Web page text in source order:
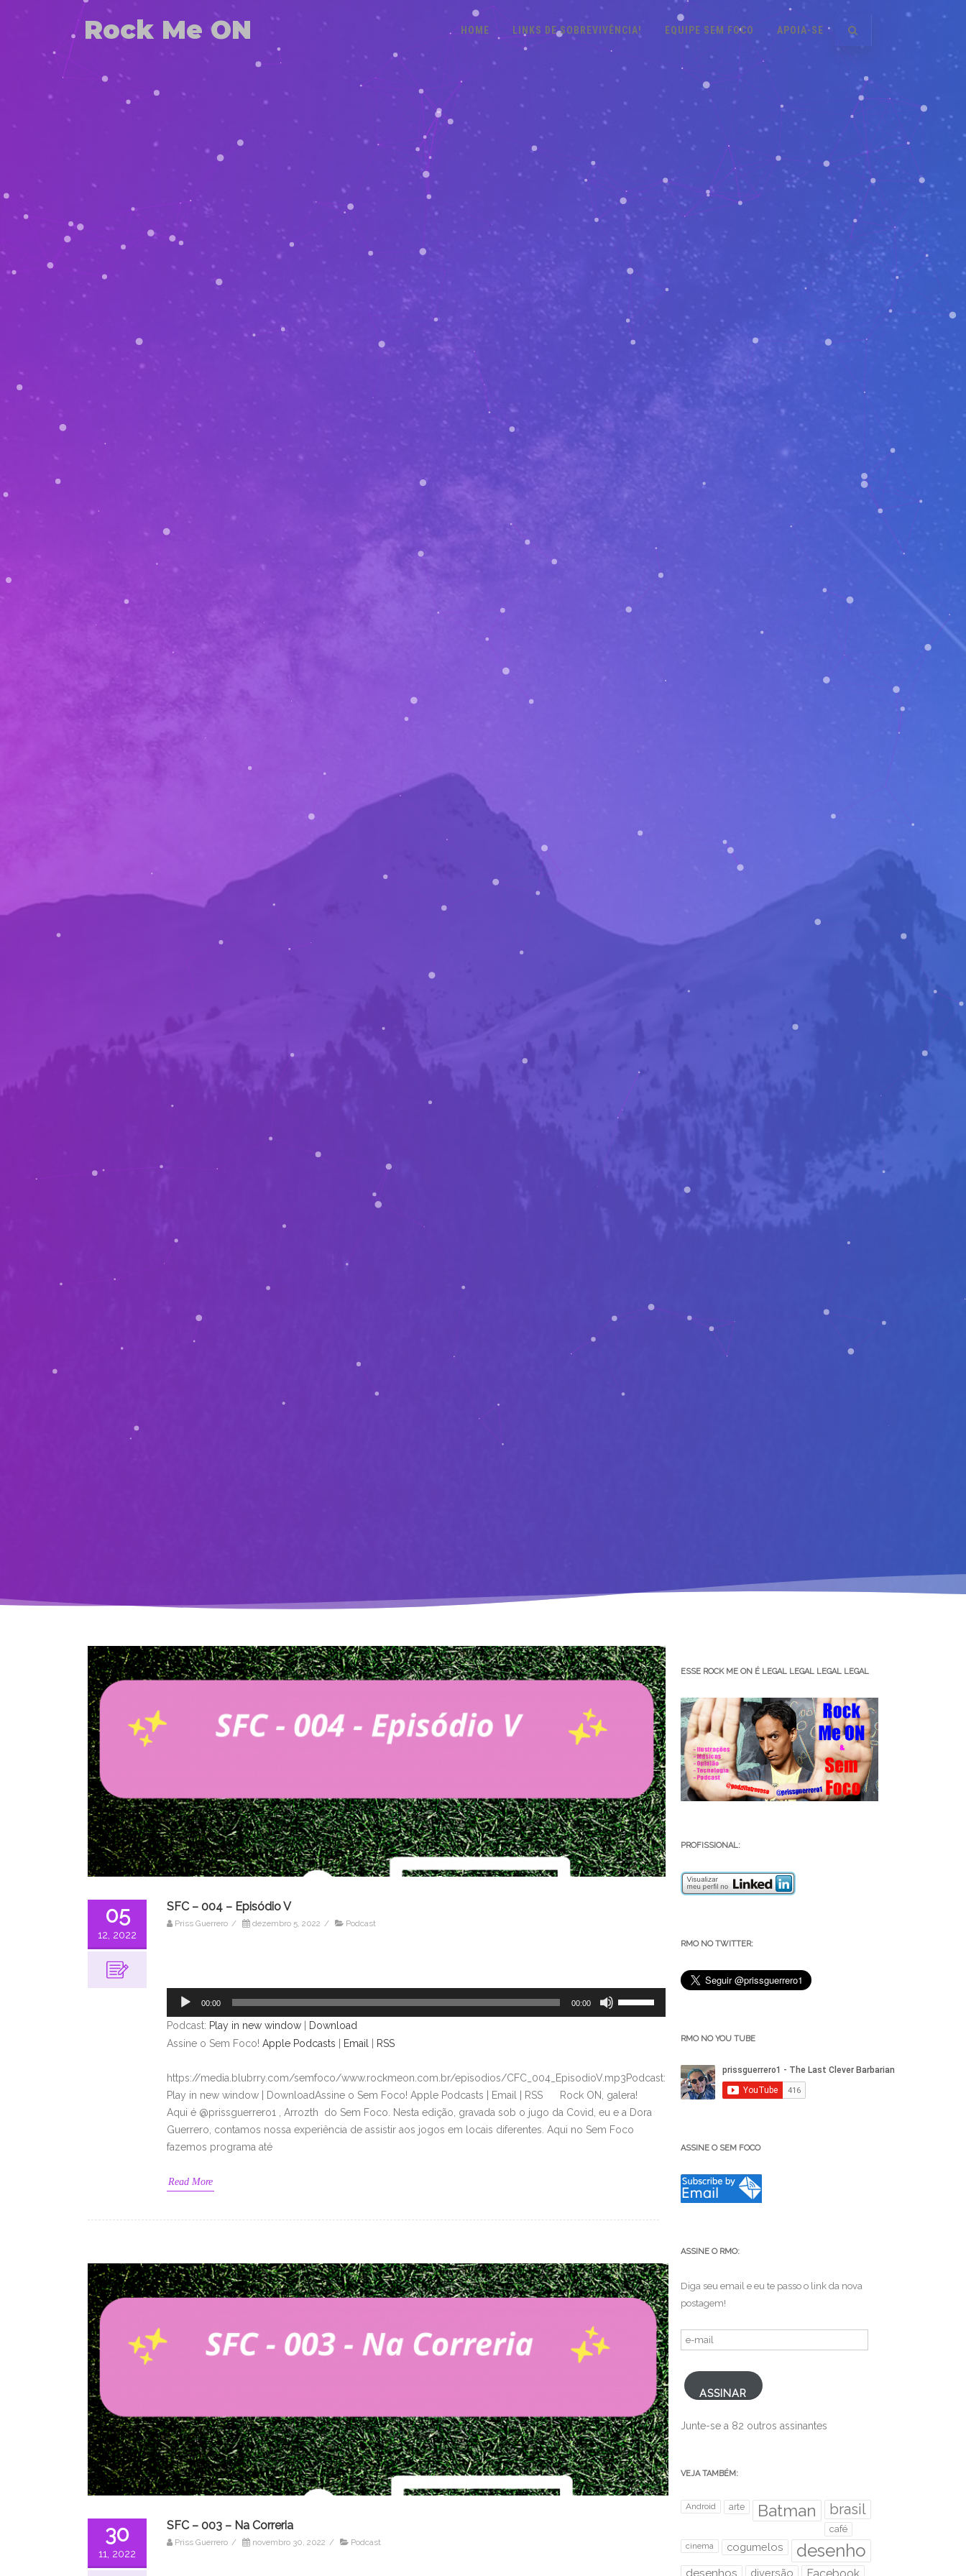
Rock Me ON HOME LINKS DE SOBREVIVÊNCIA! EQUIPE SEM FOCO APOIA-SE
05
12, 2022
SFC – 004 – Episódio V
Priss Guerrero / dezembro 5, 2022 / Podcast
áudio
00:00 00:00
ou
para
baixo
para
volume.
Podcast: Play in new window
Download
Assine o Sem Foco! Apple Podcasts Email RSS
https://media.blubrry.com/semfoco/www.rockmeon.com.br/episodios/CFC_004_EpisodioV.mp3Podcast:
Play in new window | DownloadAssine o Sem Foco! Apple Podcasts | Email | RSS Rock ON, galera!
Aqui é @prissguerrero1 , Arrozth do Sem Foco. Nesta edição, gravada sob o jugo da Covid, eu e a Dora
Guerrero, contamos nossa experiência de assistir aos jogos em locais diferentes. Aqui no Sem Foco
fazemos programa até
Read More
30
11, 2022
SFC – 003 – Na Correria
Priss Guerrero / novembro 30, 2022 / Podcast
ESSE ROCK ME ON É LEGAL LEGAL LEGAL LEGAL
PROFISSIONAL:
RMO NO TWITTER:
RMO NO YOU TUBE
ASSINE O SEM FOCO
ASSINE O RMO:
Diga seu email e eu te passo o link da nova
postagem!
e-
mail
ASSINAR
Junte-se a 82 outros assinantes
VEJA TAMBÉM:
Android arte Batman brasil
café
cinema cogumelos desenho
desenhos diversão Facebook